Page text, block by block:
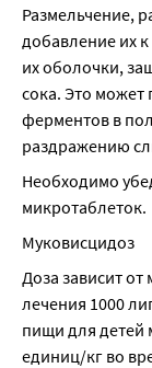
Размельчение,
добавление их
их оболочки,
сока. Это
ферментов в
раздражению
Необходимо
микротаблеток.
Муковисцидоз
Доза зависит от
лечения 1000
пищи для детей
единиц/кг во